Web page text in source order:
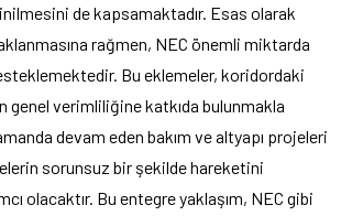
de kapsamaktadır. Esas olarak
rağmen, NEC önemli miktarda
Bu eklemeler, koridordaki
genel verimliliğine katkıda bulunmakla
devam eden bakım ve altyapı projeleri
sorunsuz bir şekilde hareketini
olacaktır. Bu entegre yaklaşım, NEC gibi